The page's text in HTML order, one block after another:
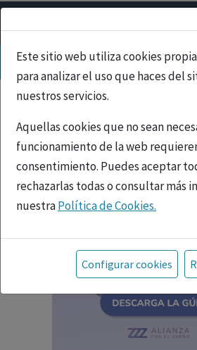
Este sitio web utiliza cookies
para analizar el uso que haces del
nuestros servicios.
Aquellas cookies que no sean
funcionamiento de la web
consentimiento. Puedes aceptar
rechazarlas todas o consultar más
nuestraPolítica de Cookies.
Toda la información incluida en la
referida a productos del mercado
tanto, dirigida a profesionales
facultados para prescribir o
con ejercicio profesional. La
fármacos se facilita a título
Configurar cookies